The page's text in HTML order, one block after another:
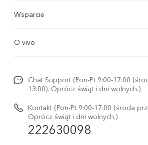
X300 FE
V70 FE
vivo Buds Air3
Wsparcie
Funtouch OS
Weryfikacja IMEI
Instrukcja obsługi
Aktualizacja oprogramowania
O vivo
Życie w vivo
Netykieta vivo
Informacje prawne
Chat Support (Pon-Pt 9:00-17:00
13:00). Oprócz świąt i dni wolnych.)
Kontakt (Pon-Pt 9:00-17:00 (środa
Oprócz świąt i dni wolnych.)
222630098